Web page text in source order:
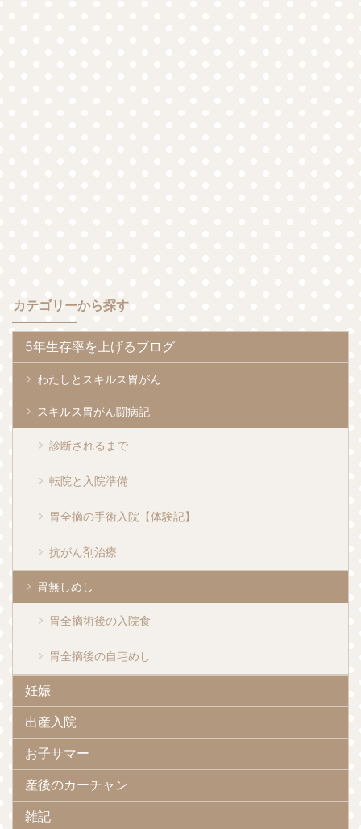
カテゴリーから探す
5年生存率を上げるブログ
わたしとスキルス胃がん
スキルス胃がん闘病記
診断されるまで
転院と入院準備
胃全摘の手術入院【体験記】
抗がん剤治療
胃無しめし
胃全摘術後の入院食
胃全摘後の自宅めし
妊娠
出産入院
お子サマー
産後のカーチャン
雑記